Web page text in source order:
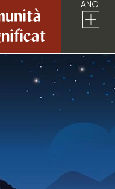
LANG